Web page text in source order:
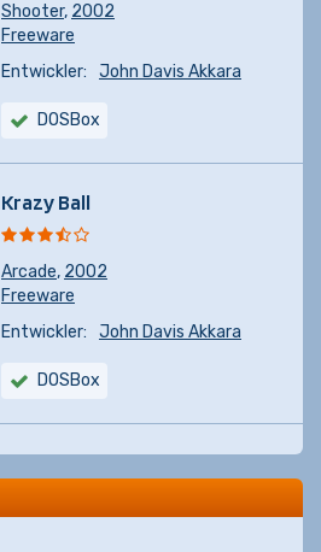
Shooter, 2002
Freeware
Entwickler:
John Davis Akkara
DOSBox
Krazy Ball
Arcade, 2002
Freeware
Entwickler:
John Davis Akkara
DOSBox